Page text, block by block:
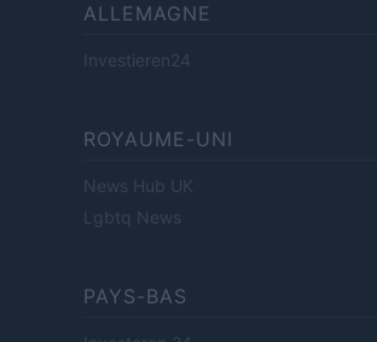
ALLEMAGNE
Investieren24
ROYAUME-UNI
News Hub UK
Lgbtq News
PAYS-BAS